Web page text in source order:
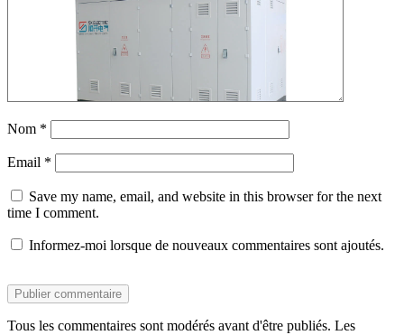
Nom *
Email *
Save my name, email, and website in this browser for the next
time I comment.
Informez-moi lorsque de nouveaux commentaires sont ajoutés.
Tous les commentaires sont modérés avant d'être publiés. Les